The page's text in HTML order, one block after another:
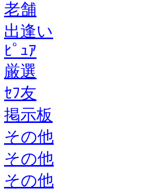
老舗
出逢い
ﾋﾟｭｱ
厳選
ｾﾌ友
掲示板
その他
その他
その他